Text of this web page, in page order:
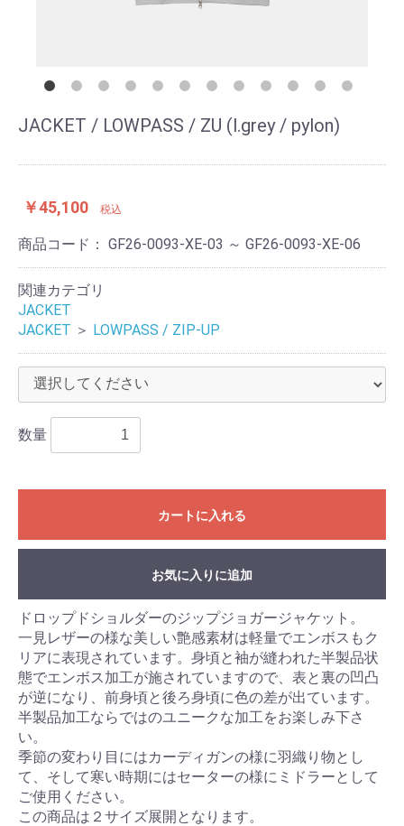
JACKET / LOWPASS / ZU (l.grey / pylon)
￥45,100 税込
商品コード： GF26-0093-XE-03 ～ GF26-0093-XE-06
関連カテゴリ
JACKET
JACKET ＞ LOWPASS / ZIP-UP
数量
カートに入れる
お買い物を続ける カートへ進む
お気に入りに追加
ドロップドショルダーのジップジョガージャケット。
一見レザーの様な美しい艶感素材は軽量でエンボスもク
リアに表現されています。身頃と袖が縫われた半製品状
態でエンボス加工が施されていますので、表と裏の凹凸
が逆になり、前身頃と後ろ身頃に色の差が出ています。
半製品加工ならではのユニークな加工をお楽しみ下さ
い。
季節の変わり目にはカーディガンの様に羽織り物とし
て、そして寒い時期にはセーターの様にミドラーとして
ご使用ください。
この商品は２サイズ展開となります。